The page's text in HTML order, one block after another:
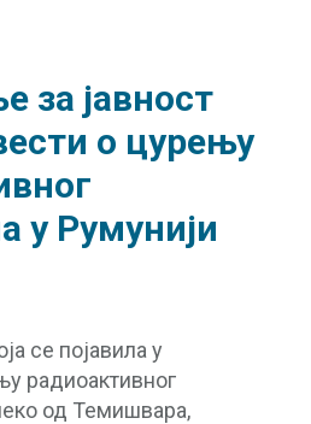
за јавност
о цурењу
у Румунији
се појавила у
радиоактивног
од Темишвара,